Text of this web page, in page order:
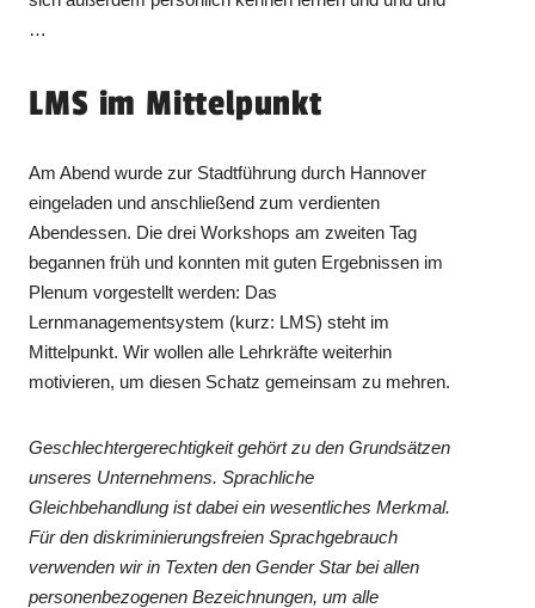
…
LMS im Mittelpunkt
Am Abend wurde zur Stadtführung durch Hannover
eingeladen und anschließend zum verdienten
Abendessen. Die drei Workshops am zweiten Tag
begannen früh und konnten mit guten Ergebnissen im
Plenum vorgestellt werden: Das
Lernmanagementsystem (kurz: LMS) steht im
Mittelpunkt. Wir wollen alle Lehrkräfte weiterhin
motivieren, um diesen Schatz gemeinsam zu mehren.
Geschlechtergerechtigkeit gehört zu den Grundsätzen
unseres Unternehmens. Sprachliche
Gleichbehandlung ist dabei ein wesentliches Merkmal.
Für den diskriminierungsfreien Sprachgebrauch
verwenden wir in Texten den Gender Star bei allen
personenbezogenen Bezeichnungen, um alle